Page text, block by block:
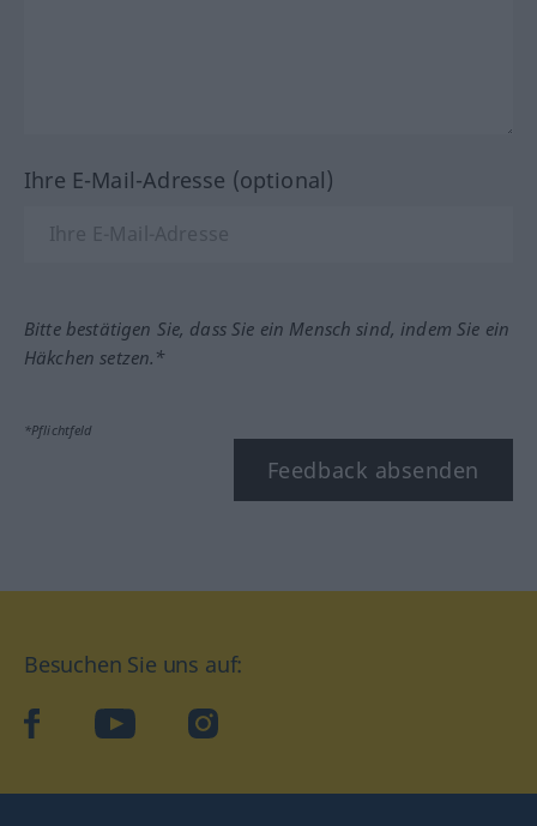
Ihre E-Mail-Adresse (optional)
Bitte bestätigen Sie, dass Sie ein Mensch sind, indem Sie ein
Häkchen setzen.*
*Pflichtfeld
Feedback absenden
Besuchen Sie uns auf:
facebookYouTube Instagram